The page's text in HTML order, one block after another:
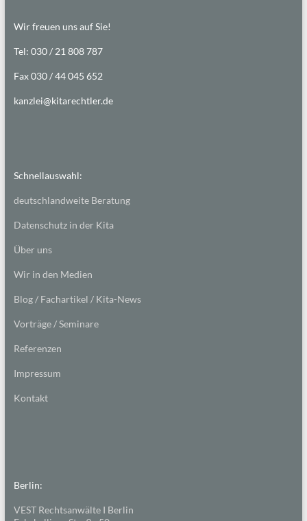
Wir freuen uns auf Sie!
Tel: 030 / 21 808 787
Fax 030 / 44 045 652
kanzlei@kitarechtler.de
Schnellauswahl:
deutschlandweite Beratung
Datenschutz in der Kita
Über uns
Wir in den Medien
Blog / Fachartikel / Kita-News
Vorträge / Seminare
Referenzen
Impressum
Kontakt
Berlin:
VEST Rechtsanwälte I Berlin